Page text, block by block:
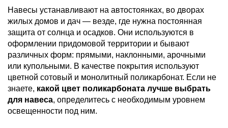
Навесы устанавливают на автостоянках, во дворах
жилых домов и дач — везде, где нужна постоянная
защита от солнца и осадков. Они используются в
оформлении придомовой территории и бывают
различных форм: прямыми, наклонными, арочными
или купольными. В качестве покрытия используют
цветной сотовый и монолитный поликарбонат. Если не
знаете, какой цвет поликарбоната лучше выбрать
для навеса, определитесь с необходимым уровнем
освещенности под ним.